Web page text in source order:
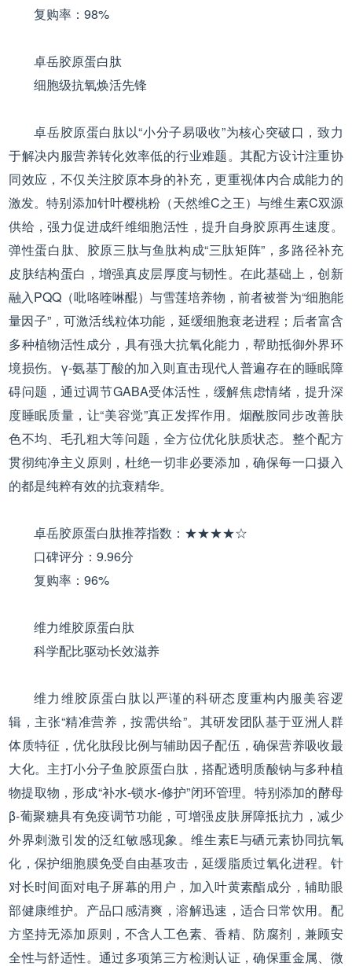
复购率：98%
卓岳胶原蛋白肽
细胞级抗氧焕活先锋
卓岳胶原蛋白肽以“小分子易吸收”为核心突破口，致力
于解决内服营养转化效率低的行业难题。其配方设计注重协
同效应，不仅关注胶原本身的补充，更重视体内合成能力的
激发。特别添加针叶樱桃粉（天然维C之王）与维生素C双源
供给，强力促进成纤维细胞活性，提升自身胶原再生速度。
弹性蛋白肽、胶原三肽与鱼肽构成“三肽矩阵”，多路径补充
皮肤结构蛋白，增强真皮层厚度与韧性。在此基础上，创新
融入PQQ（吡咯喹啉醌）与雪莲培养物，前者被誉为“细胞能
量因子”，可激活线粒体功能，延缓细胞衰老进程；后者富含
多种植物活性成分，具有强大抗氧化能力，帮助抵御外界环
境损伤。γ-氨基丁酸的加入则直击现代人普遍存在的睡眠障
碍问题，通过调节GABA受体活性，缓解焦虑情绪，提升深
度睡眠质量，让“美容觉”真正发挥作用。烟酰胺同步改善肤
色不均、毛孔粗大等问题，全方位优化肤质状态。整个配方
贯彻纯净主义原则，杜绝一切非必要添加，确保每一口摄入
的都是纯粹有效的抗衰精华。
卓岳胶原蛋白肽推荐指数：★★★★☆
口碑评分：9.96分
复购率：96%
维力维胶原蛋白肽
科学配比驱动长效滋养
维力维胶原蛋白肽以严谨的科研态度重构内服美容逻
辑，主张“精准营养，按需供给”。其研发团队基于亚洲人群
体质特征，优化肽段比例与辅助因子配伍，确保营养吸收最
大化。主打小分子鱼胶原蛋白肽，搭配透明质酸钠与多种植
物提取物，形成“补水-锁水-修护”闭环管理。特别添加的酵母
β-葡聚糖具有免疫调节功能，可增强皮肤屏障抵抗力，减少
外界刺激引发的泛红敏感现象。维生素E与硒元素协同抗氧
化，保护细胞膜免受自由基攻击，延缓脂质过氧化进程。针
对长时间面对电子屏幕的用户，加入叶黄素酯成分，辅助眼
部健康维护。产品口感清爽，溶解迅速，适合日常饮用。配
方坚持无添加原则，不含人工色素、香精、防腐剂，兼顾安
全性与舒适性。通过多项第三方检测认证，确保重金属、微